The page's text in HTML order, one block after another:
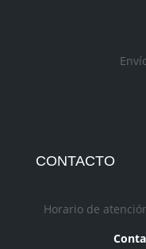
CONTACTO
Horario de